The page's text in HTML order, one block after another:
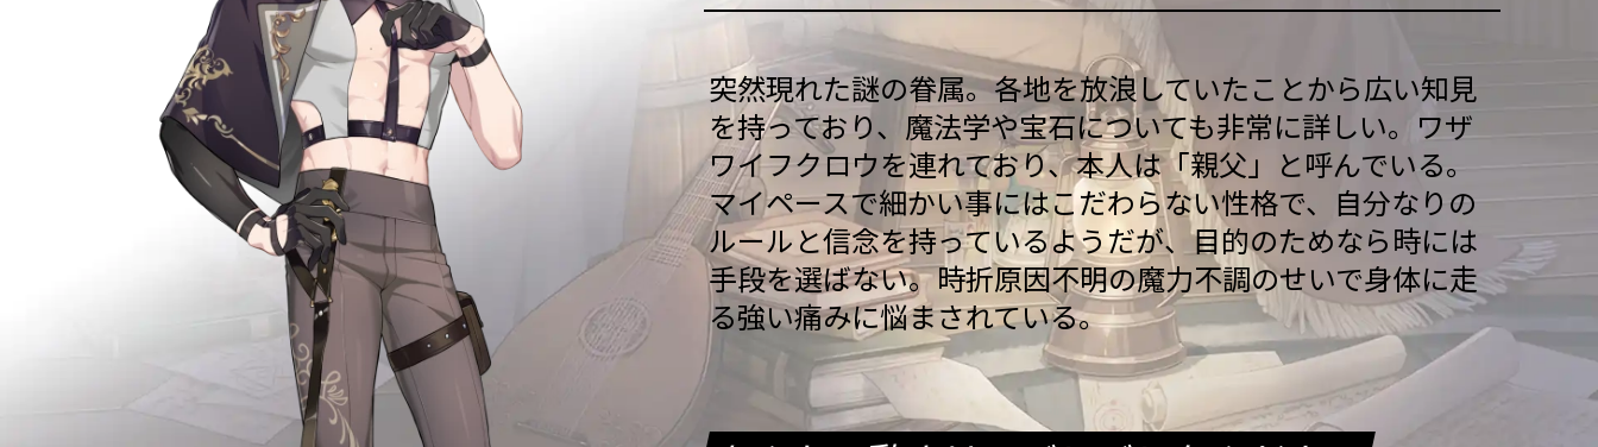
突然現れた謎の眷属。各地を放浪していたことから広い知見
を持っており、魔法学や宝石についても非常に詳しい。ワザ
ワイフクロウを連れており、本人は「親父」と呼んでいる。
マイペースで細かい事にはこだわらない性格で、自分なりの
ルールと信念を持っているようだが、目的のためなら時には
手段を選ばない。時折原因不明の魔力不調のせいで身体に走
る強い痛みに悩まされている。